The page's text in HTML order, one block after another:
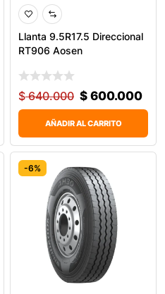
Llanta 9.5R17.5 Direccional
RT906 Aosen
$640.000 $ 600.000
AÑADIR AL CARRITO
-6%